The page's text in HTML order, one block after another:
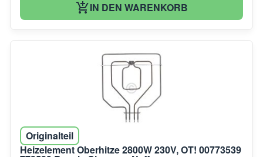
IN DEN WARENKORB
Originalteil
Heizelement Oberhitze 2800W 230V, OT! 00773539